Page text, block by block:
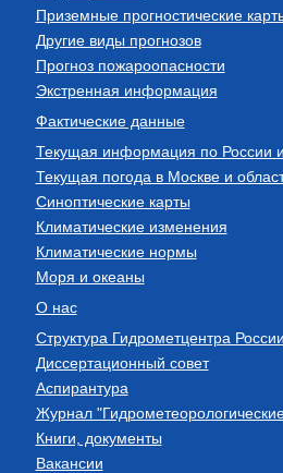
Приземные прогностические
Другие виды прогнозов
Прогноз пожароопасности
Экстренная информация
Фактические данные
Текущая информация по России
Текущая погода в Москве и
Синоптические карты
Климатические изменения
Климатические нормы
Моря и океаны
О нас
Структура Гидрометцентра России
Диссертационный совет
Аспирантура
Журнал
Книги, документы
Вакансии